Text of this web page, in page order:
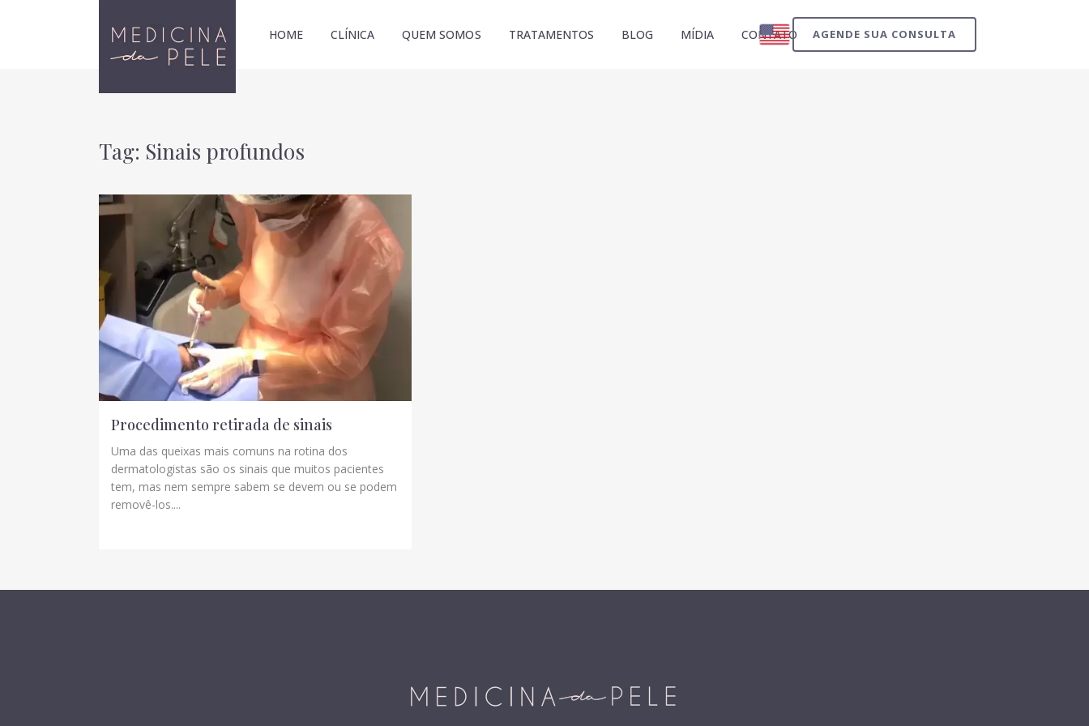
AGENDE SUA CONSULTA
HOME CLÍNICA QUEM SOMOS TRATAMENTOS BLOG MÍDIA CONTATO
Tag: Sinais profundos
Procedimento retirada de sinais
Uma das queixas mais comuns na rotina dos
dermatologistas são os sinais que muitos pacientes
tem, mas nem sempre sabem se devem ou se podem
removê-los....